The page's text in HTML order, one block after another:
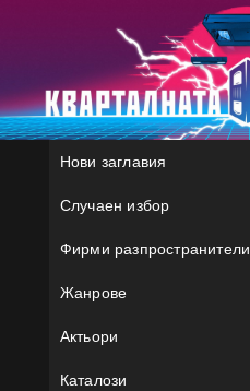
Нови заглавия
Случаен избор
Фирми разпространители
Жанрове
Актьори
Каталози